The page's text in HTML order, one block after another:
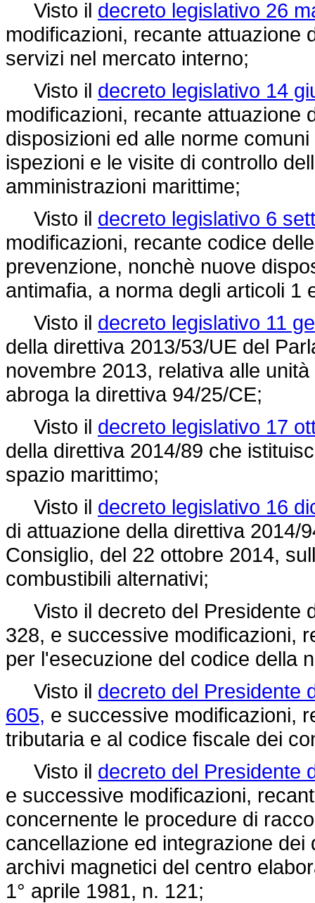
Visto il decreto legislativo 26
modificazioni, recante attuazione
servizi nel mercato interno;
Visto il decreto legislativo 14
modificazioni, recante attuazione
disposizioni ed alle norme
ispezioni e le visite di controllo
amministrazioni marittime;
Visto il decreto legislativo 6
modificazioni, recante codice
prevenzione, nonchè nuove
antimafia, a norma degli articoli 1
Visto il decreto legislativo 11
della direttiva 2013/53/UE del
novembre 2013, relativa alle
abroga la direttiva 94/25/CE;
Visto il decreto legislativo 17
della direttiva 2014/89 che
spazio marittimo;
Visto il decreto legislativo 16
di attuazione della direttiva 2014/
Consiglio, del 22 ottobre 2014,
combustibili alternativi;
Visto il decreto del Presidente
328, e successive modificazioni,
per l'esecuzione del codice della
Visto il decreto del Presidente
605, e successive modificazioni,
tributaria e al codice fiscale dei
Visto il decreto del Presidente
e successive modificazioni,
concernente le procedure di
cancellazione ed integrazione
archivi magnetici del centro
1° aprile 1981, n. 121;